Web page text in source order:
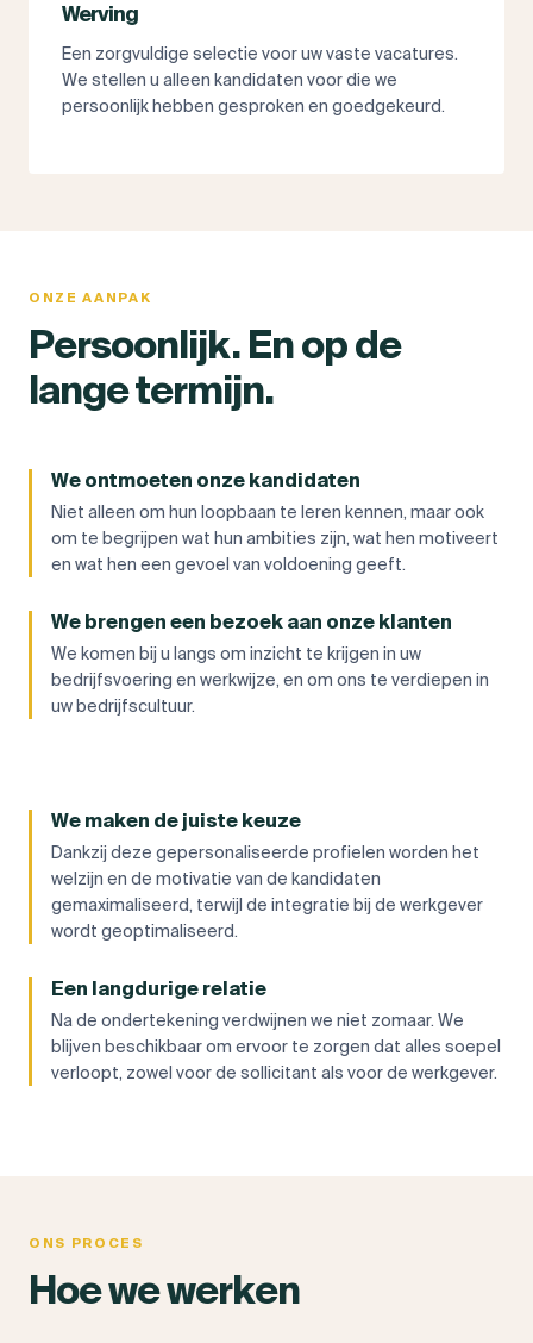
Werving
Een zorgvuldige selectie voor uw vaste vacatures.
We stellen u alleen kandidaten voor die we
persoonlijk hebben gesproken en goedgekeurd.
ONZE AANPAK
Persoonlijk. En op de
lange termijn.
We ontmoeten onze kandidaten
Niet alleen om hun loopbaan te leren kennen, maar ook
om te begrijpen wat hun ambities zijn, wat hen motiveert
en wat hen een gevoel van voldoening geeft.
We brengen een bezoek aan onze klanten
We komen bij u langs om inzicht te krijgen in uw
bedrijfsvoering en werkwijze, en om ons te verdiepen in
uw bedrijfscultuur.
We maken de juiste keuze
Dankzij deze gepersonaliseerde profielen worden het
welzijn en de motivatie van de kandidaten
gemaximaliseerd, terwijl de integratie bij de werkgever
wordt geoptimaliseerd.
Een langdurige relatie
Na de ondertekening verdwijnen we niet zomaar. We
blijven beschikbaar om ervoor te zorgen dat alles soepel
verloopt, zowel voor de sollicitant als voor de werkgever.
ONS PROCES
Hoe we werken